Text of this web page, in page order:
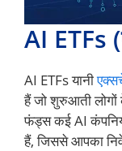
AI ETFs
AI ETFs यानी
हैं जो शुरुआती
फंड्स कई AI
हैं, जिससे आपका